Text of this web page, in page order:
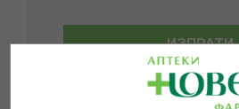
ИЗПРАТИ